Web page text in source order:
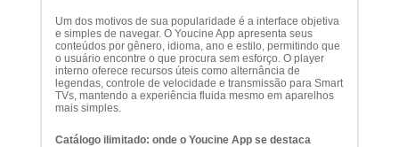
Um dos motivos de sua popularidade é a interface objetiva
e simples de navegar. O Youcine App apresenta seus
conteúdos por gênero, idioma, ano e estilo, permitindo que
o usuário encontre o que procura sem esforço. O player
interno oferece recursos úteis como alternância de
legendas, controle de velocidade e transmissão para Smart
TVs, mantendo a experiência fluida mesmo em aparelhos
mais simples.
Catálogo ilimitado: onde o Youcine App se destaca